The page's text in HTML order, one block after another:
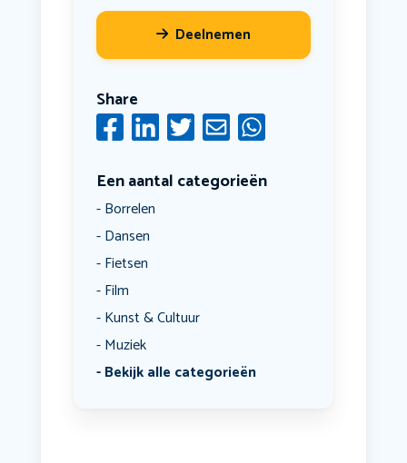
Deelnemen
Share
Een aantal categorieën
Borrelen
Dansen
Fietsen
Film
Kunst & Cultuur
Muziek
Bekijk alle categorieën